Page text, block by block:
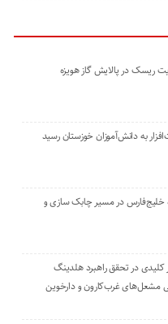
ریسک در پالایش گاز هویزه
خلیج‌فارس در مسیر چابک سازی و
کلیدی در تحقق راهبرد هلدینگ
مشعل‌های غرب‌کارون و دارخوین